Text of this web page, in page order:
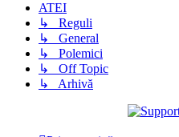
ATEI
↳ Reguli
↳ General
↳ Polemici
↳ Off Topic
↳ Arhivă